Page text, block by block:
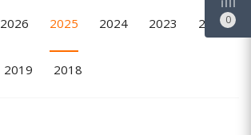
2026 2025 2024 2023 2022
2019 2018
0